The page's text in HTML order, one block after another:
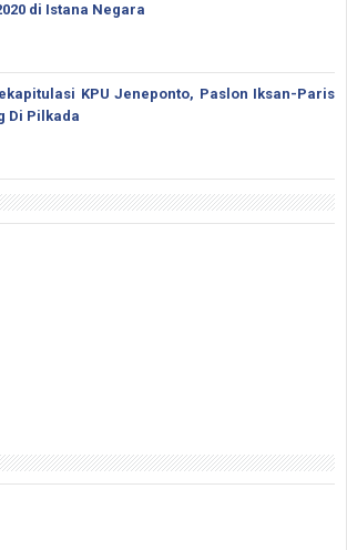
di Istana Negara
KPU Jeneponto, Paslon Iksan-Paris
Di Pilkada